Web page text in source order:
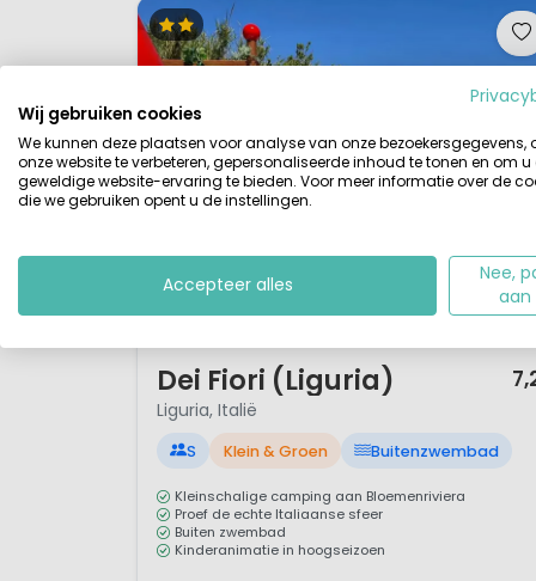
Ligging
Ligurië, oftewel de Italiaanse
en de Ligurische Zee, en
grens en eindigt ongeveer bij
weersomstandigheden in het
(Genua) vormt de grens
natuurgebied Cinque Terre
Omgeving
Langs de hele kust loopt een
landinwaarts loopt de tolweg
deels grillige kust, die al snel
charme.
De bebouwing in de streek
tweede woning van rijke
Dei Fiori (Liguria)
Liguria, Italië
S Klein & Groen Buitenzwembad
Kleinschalige camping aan Bloemenriviera
Proef de echte Italiaanse sfeer
Buiten zwembad
Kinderanimatie in hoogseizoen
Wij gebruiken cookies
We kunnen deze plaatsen voor analyse van onze bezoekersgegevens,
onze website te verbeteren, gepersonaliseerde inhoud te tonen en om u
geweldige website-ervaring te bieden. Voor meer informatie over de
die we gebruiken opent u de instellingen.
Accepteer alles
Nee,
aan